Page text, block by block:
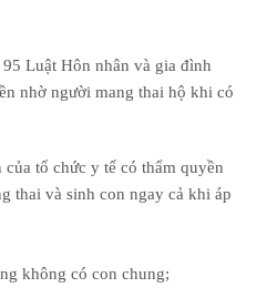
Luật Hôn nhân và gia đình
nhờ người mang thai hộ khi có
của tổ chức y tế có thẩm quyền
thai và sinh con ngay cả khi áp
không có con chung;